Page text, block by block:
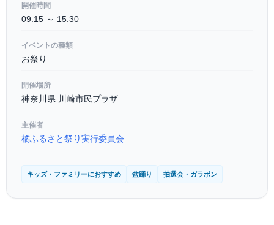
開催時間
09:15 ～ 15:30
イベントの種類
お祭り
開催場所
神奈川県 川崎市民プラザ
主催者
橘ふるさと祭り実行委員会
キッズ・ファミリーにおすすめ 盆踊り 抽選会・ガラポン